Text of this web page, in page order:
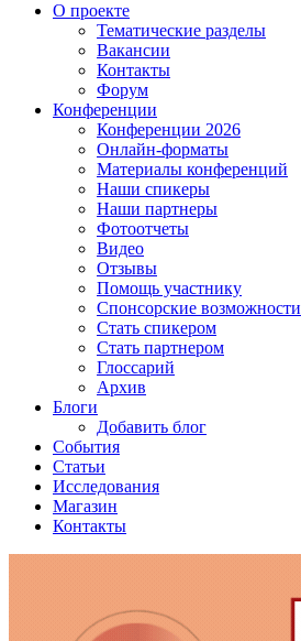
О проекте
Тематические разделы
Вакансии
Контакты
Форум
Конференции
Конференции 2026
Онлайн-форматы
Материалы конференций
Наши спикеры
Наши партнеры
Фотоотчеты
Видео
Отзывы
Помощь участнику
Спонсорские возможности
Стать спикером
Стать партнером
Глоссарий
Архив
Блоги
Добавить блог
События
Статьи
Исследования
Магазин
Контакты